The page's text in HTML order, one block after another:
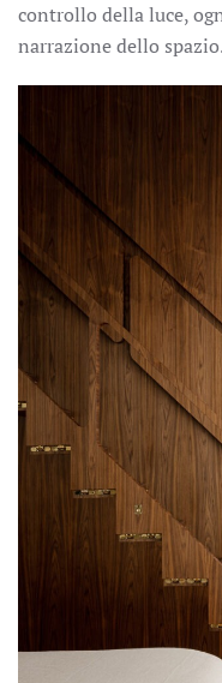
controllo della luce,
narrazione dello